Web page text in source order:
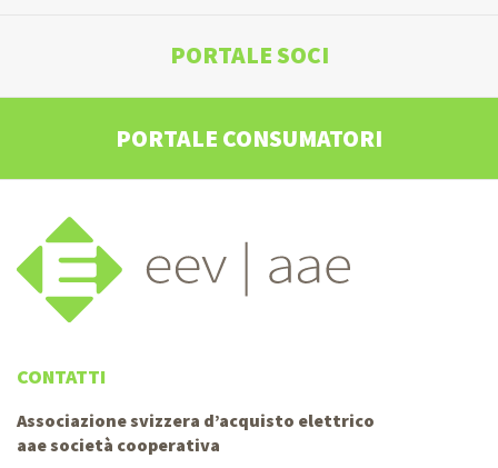
PORTALE SOCI
PORTALE CONSUMATORI
CONTATTI
Associazione svizzera d’acquisto elettrico
aae società cooperativa